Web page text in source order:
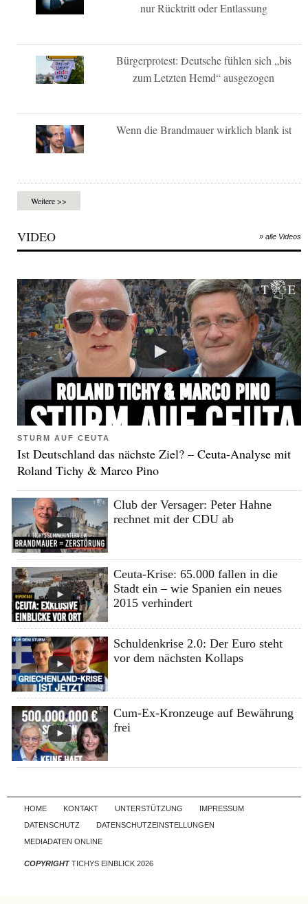
nur Rücktritt oder Entlassung
Bürgerprotest: Deutsche fühlen sich „bis
zum Letzten Hemd“ ausgezogen
Wenn die Brandmauer wirklich blank ist
Weitere >>
VIDEO » alle Videos
STURM AUF CEUTA
Ist Deutschland das nächste Ziel? – Ceuta-Analyse mit
Roland Tichy & Marco Pino
Club der Versager: Peter Hahne
rechnet mit der CDU ab
Ceuta-Krise: 65.000 fallen in die
Stadt ein – wie Spanien ein neues
2015 verhindert
Schuldenkrise 2.0: Der Euro steht
vor dem nächsten Kollaps
Cum-Ex-Kronzeuge auf Bewährung
frei
Skip to content
HOME KONTAKT UNTERSTÜTZUNG
IMPRESSUM
DATENSCHUTZ
DATENSCHUTZEINSTELLUNGEN
MEDIADATEN ONLINE
COPYRIGHTTICHYS EINBLICK 2026